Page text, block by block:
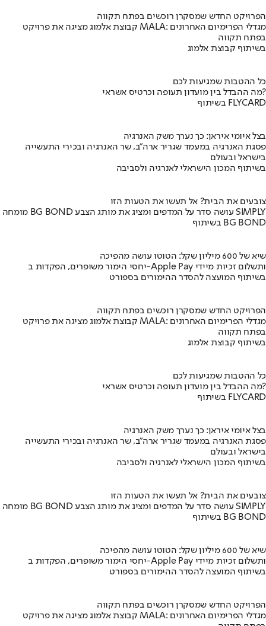
הפרויקט החדש שמסקרן רוכשים בפתח תקווה
קבוצת אלמוג מציגה את פרויקט MALA: מגדלי הפרימיום האחרונים
בפתח תקווה
בשיתוף קבוצת אלמוג
כל ההטבות שמגיעות לכם
מה ההבדל בין מועדון תעופה וכרטיס אשראי?
בשיתוף FLYCARD
בצל איומי איראן: כך נערך משק האנרגיה
פסגת האנרגיה במעמד שגריר ארה"ב, שר האנרגיה ובכירי התעשייה
בישראל ובעולם
בשיתוף המכון הישראלי לאנרגיה ולסביבה
צובעים את הבית? אל תעשו את הטעות הזו
מומחה BG BOND עושה סדר על המדפים ומציג את מותג הצבע SIMPLY
בשיתוף BG BOND
שיא של 600 מיליון שקל: הטוטו עושה מהפיכה
יחסי הימור משופרים, הפקדות ב-Apple Pay ותשלום זכיות מיידי
בשיתוף המועצה להסדר ההימורים בספורט
הפרויקט החדש שמסקרן רוכשים בפתח תקווה
קבוצת אלמוג מציגה את פרויקט MALA: מגדלי הפרימיום האחרונים
בפתח תקווה
בשיתוף קבוצת אלמוג
כל ההטבות שמגיעות לכם
מה ההבדל בין מועדון תעופה וכרטיס אשראי?
בשיתוף FLYCARD
בצל איומי איראן: כך נערך משק האנרגיה
פסגת האנרגיה במעמד שגריר ארה"ב, שר האנרגיה ובכירי התעשייה
בישראל ובעולם
בשיתוף המכון הישראלי לאנרגיה ולסביבה
צובעים את הבית? אל תעשו את הטעות הזו
מומחה BG BOND עושה סדר על המדפים ומציג את מותג הצבע SIMPLY
בשיתוף BG BOND
שיא של 600 מיליון שקל: הטוטו עושה מהפיכה
יחסי הימור משופרים, הפקדות ב-Apple Pay ותשלום זכיות מיידי
בשיתוף המועצה להסדר ההימורים בספורט
הפרויקט החדש שמסקרן רוכשים בפתח תקווה
קבוצת אלמוג מציגה את פרויקט MALA: מגדלי הפרימיום האחרונים